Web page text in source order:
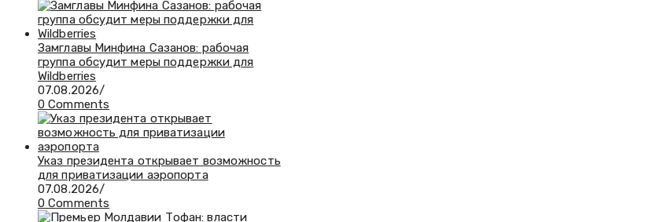
Замглавы Минфина Сазанов: рабочая
группа обсудит меры поддержки для
Wildberries
07.08.2026/
0 Comments
Указ президента открывает возможность
для приватизации аэропорта
07.08.2026/
0 Comments